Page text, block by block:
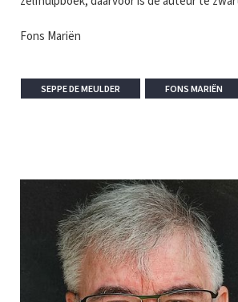
Fons Mariën
SEPPE DE MEULDER FONS MARIËN